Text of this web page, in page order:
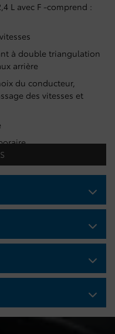
L avec F -comprend :
à double triangulation
arrière
du conducteur,
des vitesses et
et de 750 ADF
maximale de 558 kg
en fonction de la